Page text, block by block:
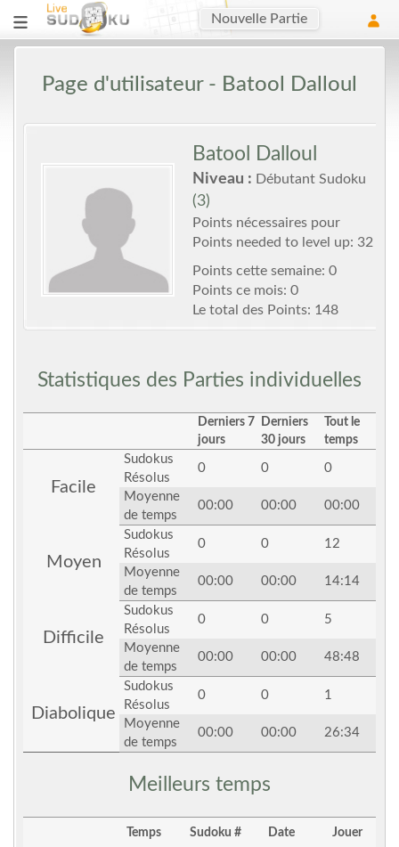
Nouvelle Partie
Page d'utilisateur - Batool Dalloul
Batool Dalloul
Niveau : Débutant Sudoku
(3)
Points nécessaires pour
Points needed to level up: 32
Points cette semaine: 0
Points ce mois: 0
Le total des Points: 148
Statistiques des Parties individuelles
Derniers 7
jours
Derniers
30 jours
Tout le
temps
Facile
Sudokus
Résolus
0 0 0
Moyenne
de temps
00:00 00:00 00:00
Moyen
Sudokus
Résolus
0 0 12
Moyenne
de temps
00:00 00:00 14:14
Difficile
Sudokus
Résolus
0 0 5
Moyenne
de temps
00:00 00:00 48:48
Diabolique
Sudokus
Résolus
0 0 1
Moyenne
de temps
00:00 00:00 26:34
Meilleurs temps
Temps Sudoku # Date Jouer